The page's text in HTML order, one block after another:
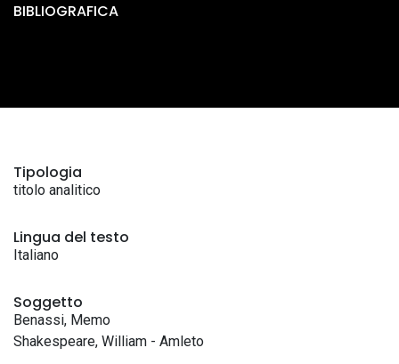
BIBLIOGRAFICA
Tipologia
titolo analitico
Lingua del testo
Italiano
Soggetto
Benassi, Memo
Shakespeare, William - Amleto